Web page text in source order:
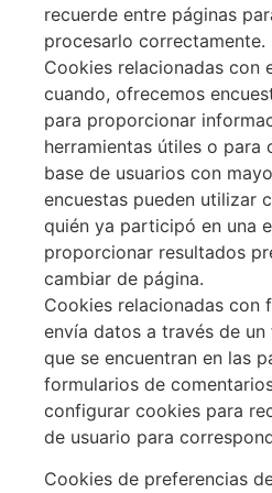
recuerde entre páginas
procesarlo correctamente.
Cookies relacionadas con
cuando, ofrecemos
para proporcionar
herramientas útiles o para
base de usuarios con
encuestas pueden utilizar
quién ya participó en una
proporcionar resultados
cambiar de página.
Cookies relacionadas con
envía datos a través de
que se encuentran en las
formularios de
configurar cookies para
de usuario para
Cookies de preferencias